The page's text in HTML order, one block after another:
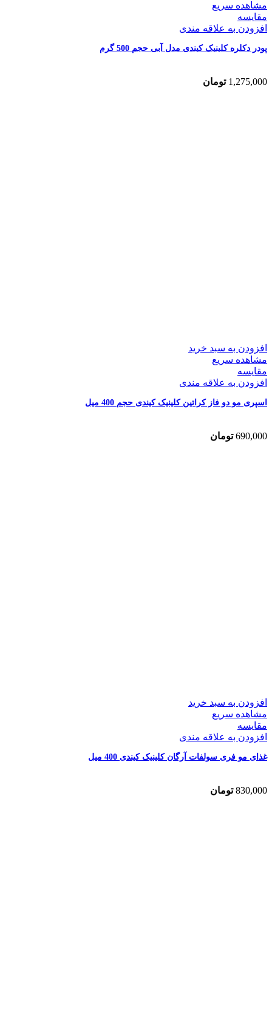
مشاهده سریع
مقایسه
افزودن به علاقه مندی
پودر دکلره کلینیک کیندی مدل آبی حجم 500 گرم
1,275,000 تومان
افزودن به سبد خرید
مشاهده سریع
مقایسه
افزودن به علاقه مندی
اسپری مو دو فاز کراتین کلینیک کیندی حجم 400 میل
690,000 تومان
افزودن به سبد خرید
مشاهده سریع
مقایسه
افزودن به علاقه مندی
غذای مو فری سولفات آرگان کلینیک کیندی 400 میل
830,000 تومان